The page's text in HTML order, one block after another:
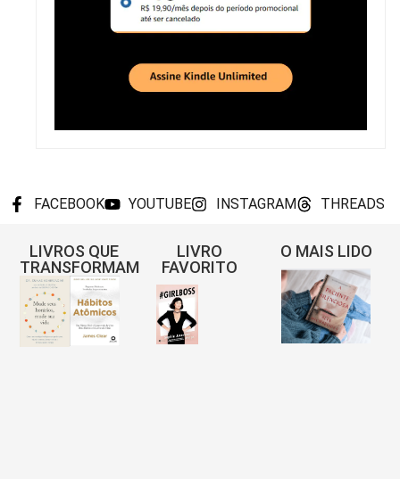
FACEBOOK YOUTUBE INSTAGRAM THREADS
LIVROS QUE
TRANSFORMAM
LIVRO
FAVORITO
O MAIS LIDO